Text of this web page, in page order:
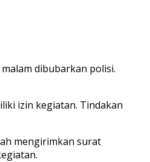
dibubarkan polisi.
izin kegiatan. Tindakan
mengirimkan surat